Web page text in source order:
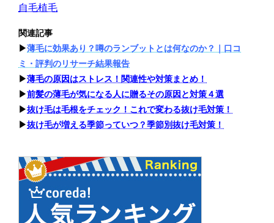
自毛植毛
関連記事
▶︎薄毛に効果あり？噂のランブットとは何なのか？｜口コ
ミ・評判のリサーチ結果報告
▶︎薄毛の原因はストレス！関連性や対策まとめ！
▶︎前髪の薄毛が気になる人に贈るその原因と対策４選
▶︎抜け毛は毛根をチェック！これで変わる抜け毛対策！
▶︎抜け毛が増える季節っていつ？季節別抜け毛対策！